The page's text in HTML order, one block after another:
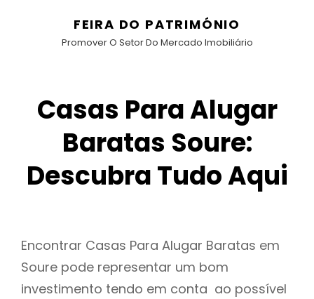
FEIRA DO PATRIMÓNIO
Promover O Setor Do Mercado Imobiliário
Casas Para Alugar
Baratas Soure:
Descubra Tudo Aqui
Encontrar Casas Para Alugar Baratas em
Soure pode representar um bom
investimento tendo em conta ao possível